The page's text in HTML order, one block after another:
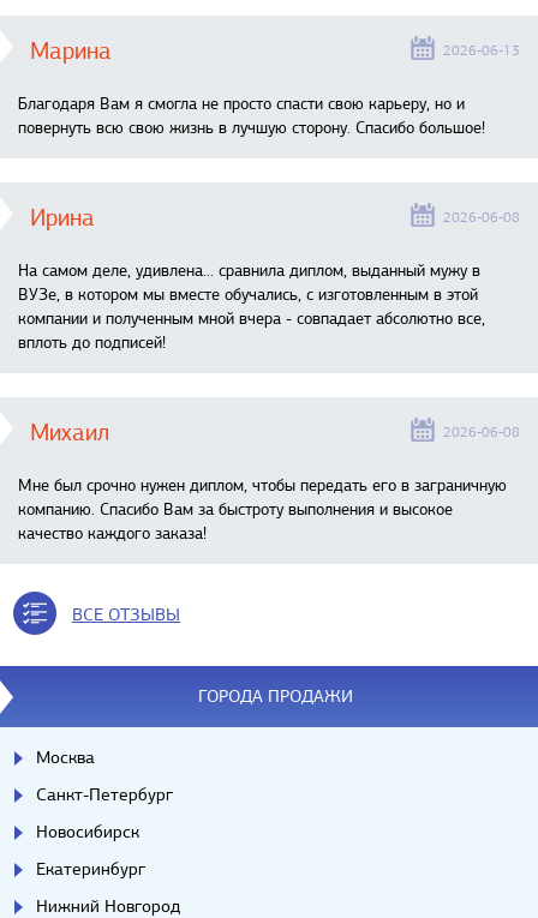
Марина 2026-06-13
Благодаря Вам я смогла не просто спасти свою карьеру, но и
повернуть всю свою жизнь в лучшую сторону. Спасибо большое!
Ирина 2026-06-08
На самом деле, удивлена… сравнила диплом, выданный мужу в
ВУЗе, в котором мы вместе обучались, с изготовленным в этой
компании и полученным мной вчера - совпадает абсолютно все,
вплоть до подписей!
Михаил 2026-06-08
Мне был срочно нужен диплом, чтобы передать его в заграничную
компанию. Спасибо Вам за быстроту выполнения и высокое
качество каждого заказа!
ВСЕ ОТЗЫВЫ
ГОРОДА ПРОДАЖИ
Москва
Санкт-Петербург
Новосибирск
Екатеринбург
Нижний Новгород